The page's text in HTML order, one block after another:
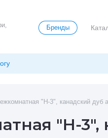
Бренды
"Н-3", канадский дуб
"Н-3",